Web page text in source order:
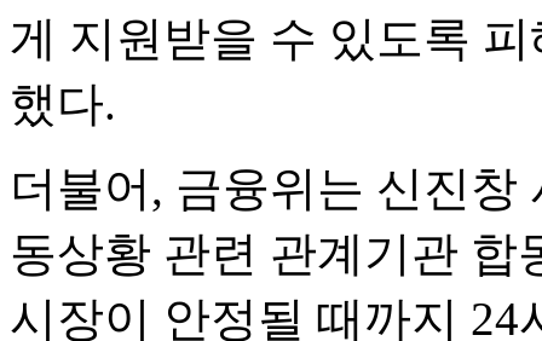
게 지원받을 수 있도록
했다.
더불어, 금융위는 신진창
동상황 관련 관계기관 합
시장이 안정될 때까지